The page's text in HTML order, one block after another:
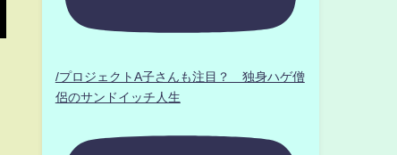
/プロジェクトA子さんも注目？ 独身ハゲ僧
侶のサンドイッチ人生